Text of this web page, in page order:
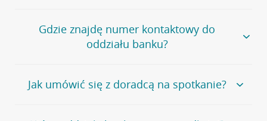
Jeśli szukasz oddziału naszego banku, zapraszamy na
stronęPlacówki i bankomaty, na której znajduje się
wygodna wyszukiwarka.
oddziałów
Gdzie znajdę numer kontaktowy do
oddziału banku?
Bank Credit Agricole nie udostępnia ogólnego numeru
telefonu do placówki bankowej.
Jak umówić się z doradcą na spotkanie?